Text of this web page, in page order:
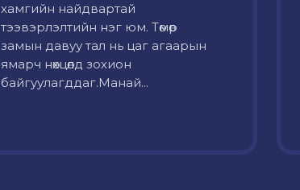
хамгийн найдвартай
тээвэрлэлтийн нэг юм. Төмөр
замын давуу тал нь цаг агаарын
ямарч нөхцөлд зохион
байгуулагддаг.Манай...